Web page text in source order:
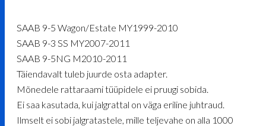
SAAB 9-5 Wagon/Estate MY1999-2010
SAAB 9-3 SS MY2007-2011
SAAB 9-5NG M2010-2011
Täiendavalt tuleb juurde osta adapter.
Mõnedele rattaraami tüüpidele ei pruugi sobida.
Ei saa kasutada, kui jalgrattal on väga eriline juhtraud.
Ilmselt ei sobi jalgratastele, mille teljevahe on alla 1000